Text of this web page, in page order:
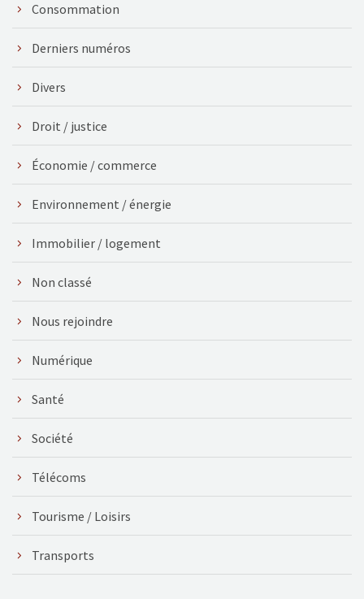
Consommation
Derniers numéros
Divers
Droit / justice
Économie / commerce
Environnement / énergie
Immobilier / logement
Non classé
Nous rejoindre
Numérique
Santé
Société
Télécoms
Tourisme / Loisirs
Transports